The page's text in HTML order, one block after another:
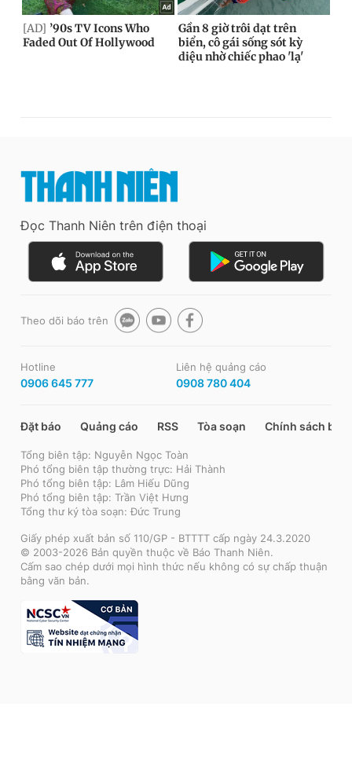
Đọc Thanh Niên trên điện thoại
Theo dõi báo trên
Hotline
0906 645 777
Liên hệ quảng cáo
0908 780 404
Đặt báo Quảng cáo RSS Tòa soạn Chính sách bảo
Tổng biên tập: Nguyễn Ngọc Toàn
Phó tổng biên tập thường trực: Hải Thành
Phó tổng biên tập: Lâm Hiếu Dũng
Phó tổng biên tập: Trần Việt Hưng
Tổng thư ký tòa soạn: Đức Trung
Giấy phép xuất bản số 110/GP - BTTTT cấp ngày 24.3.2020
© 2003-2026 Bản quyền thuộc về Báo Thanh Niên.
Cấm sao chép dưới mọi hình thức nếu không có sự chấp thuận
bằng văn bản.